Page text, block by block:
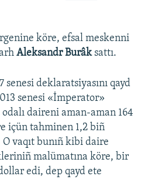
köre, efsal meskenni
Aleksandr Burâksattı.
senesi deklaratsiyasını qayd
senesi «İmperator»
daireni aman-aman 164
içün tahminen 1,2 biñ
vaqıt bunıñ kibi daire
malümatına köre, bir
edi, dep qayd ete